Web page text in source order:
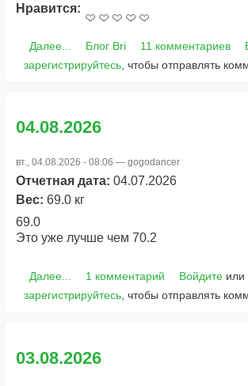
Нравится:
Далее... Блог Bri 11 комментариев
зарегистрируйтесь , чтобы отправлять
04.08.2026
вт., 04.08.2026 - 08:06 — gogodancer
Отчетная дата: 04.07.2026
Вес: 69.0 кг
69.0
Это уже лучше чем 70.2
Далее... 1 комментарий Войдитеили
зарегистрируйтесь , чтобы отправлять
03.08.2026